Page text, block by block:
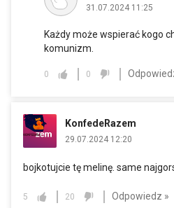
31.07.2024 11:25
Każdy może wspierać kogo
komunizm.
0 0
KonfedeRazem
29.07.2024 12:20
bojkotujcie tę melinę. same
5 20 Odpowiedz »